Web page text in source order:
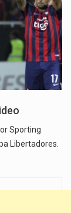
Sporting
Libertadores.